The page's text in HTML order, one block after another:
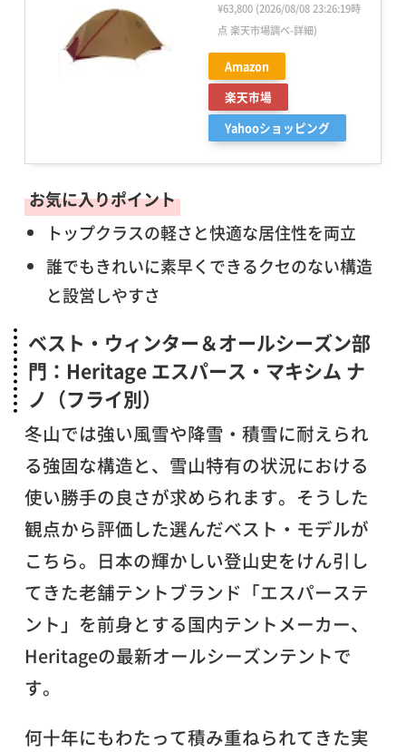
¥63,800 (2026/08/08 23:26:19時
点 楽天市場調べ-詳細)
Amazon
楽天市場
Yahooショッピング
お気に入りポイント
トップクラスの軽さと快適な居住性を両立
誰でもきれいに素早くできるクセのない構造
と設営しやすさ
ベスト・ウィンター＆オールシーズン部
門：Heritage エスパース・マキシム ナ
ノ（フライ別）
冬山では強い風雪や降雪・積雪に耐えられ
る強固な構造と、雪山特有の状況における
使い勝手の良さが求められます。そうした
観点から評価した選んだベスト・モデルが
こちら。日本の輝かしい登山史をけん引し
てきた老舗テントブランド「エスパーステ
ント」を前身とする国内テントメーカー、
Heritageの最新オールシーズンテントで
す。
何十年にもわたって積み重ねられてきた実